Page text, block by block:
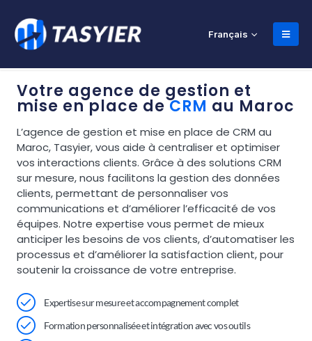
Français
Votre agence de gestion et
mise en place deCRM au Maroc
L’agence de gestion et mise en place de CRM au
Maroc, Tasyier, vous aide à centraliser et optimiser
vos interactions clients. Grâce à des solutions CRM
sur mesure, nous facilitons la gestion des données
clients, permettant de personnaliser vos
communications et d’améliorer l’efficacité de vos
équipes. Notre expertise vous permet de mieux
anticiper les besoins de vos clients, d’automatiser les
processus et d’améliorer la satisfaction client, pour
soutenir la croissance de votre entreprise.
Expertise sur mesure et accompagnement complet
Formation personnalisée et intégration avec vos outils